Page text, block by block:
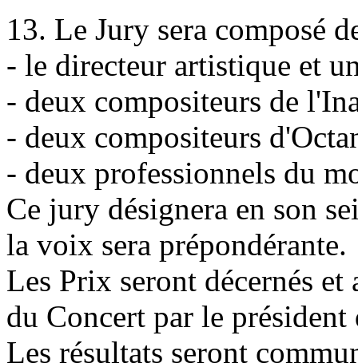
13. Le Jury sera composé
- le directeur artistique et
- deux compositeurs de
- deux compositeurs
- deux professionnels du
Ce jury désignera en son
la voix sera prépondérante.
Les Prix seront décernés
du Concert par le
Les résultats seront